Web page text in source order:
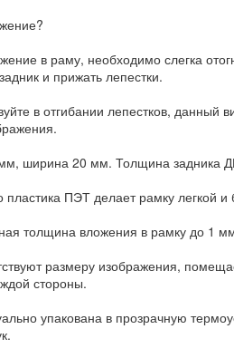
в раму, необходимо слегка
и прижать лепестки.
в отгибании лепестков, данный
ширина 20 мм. Толщина задника
пластика ПЭТ делает рамку легкой и
толщина вложения в рамку до 1
размеру изображения,
стороны.
упакована в прозрачную